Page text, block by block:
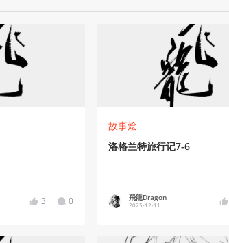
3 0
故事烩
洛格兰特旅行记7-6
飛龍Dragon
2025-12-11